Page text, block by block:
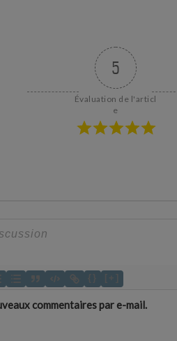
5
Évaluation de l'articl
e
{} [+]
commentaires par e-mail.